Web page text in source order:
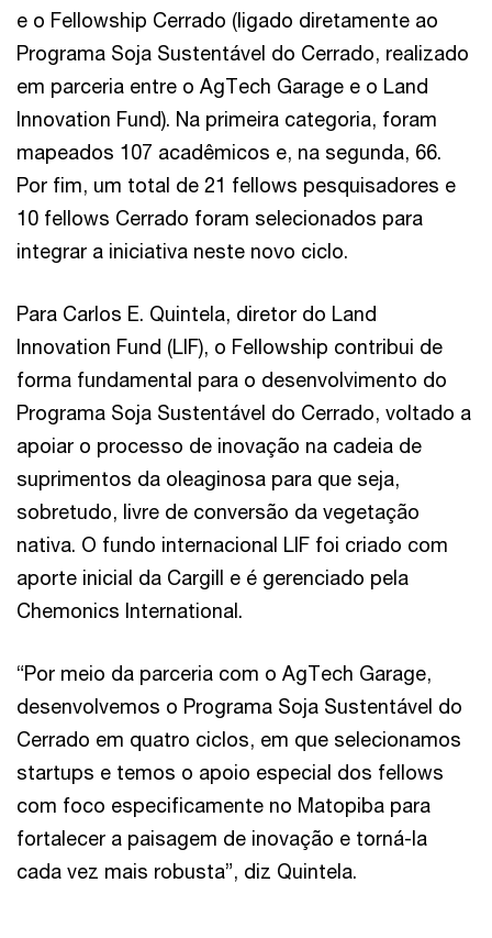
e o Fellowship Cerrado (ligado diretamente ao
Programa Soja Sustentável do Cerrado, realizado
em parceria entre o AgTech Garage e o Land
Innovation Fund). Na primeira categoria, foram
mapeados 107 acadêmicos e, na segunda, 66.
Por fim, um total de 21 fellows pesquisadores e
10 fellows Cerrado foram selecionados para
integrar a iniciativa neste novo ciclo.
Para Carlos E. Quintela, diretor do Land
Innovation Fund (LIF), o Fellowship contribui de
forma fundamental para o desenvolvimento do
Programa Soja Sustentável do Cerrado, voltado a
apoiar o processo de inovação na cadeia de
suprimentos da oleaginosa para que seja,
sobretudo, livre de conversão da vegetação
nativa. O fundo internacional LIF foi criado com
aporte inicial da Cargill e é gerenciado pela
Chemonics International.
“Por meio da parceria com o AgTech Garage,
desenvolvemos o Programa Soja Sustentável do
Cerrado em quatro ciclos, em que selecionamos
startups e temos o apoio especial dos fellows
com foco especificamente no Matopiba para
fortalecer a paisagem de inovação e torná-la
cada vez mais robusta”, diz Quintela.